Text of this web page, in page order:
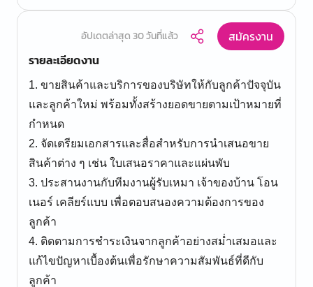
อัปเดตล่าสุด 30 วันที่แล้ว
สมัครงาน
รายละเอียดงาน
1. ขายสินค้าและบริการของบริษัทให้กับลูกค้าปัจจุบัน
และลูกค้าใหม่ พร้อมทั้งสร้างยอดขายตามเป้าหมายที่
กำหนด
2. จัดเตรียมเอกสารและสื่อสำหรับการนำเสนอขาย
สินค้าต่าง ๆ เช่น ใบเสนอราคาและแผ่นพับ
3. ประสานงานกับทีมงานผู้รับเหมา เจ้าของบ้าน โอน
เนอร์ เคลียร์แบบ เพื่อตอบสนองความต้องการของ
ลูกค้า
4. ติดตามการชำระเงินจากลูกค้าอย่างสม่ำเสมอและ
แก้ไขปัญหาเบื้องต้นเพื่อรักษาความสัมพันธ์ที่ดีกับ
ลูกค้า